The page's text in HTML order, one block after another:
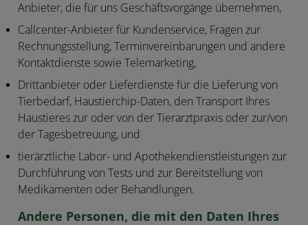
Anbieter, die für uns Geschäftsvorgänge übernehmen,
Callcenter-Anbieter für Kundenservice, Fragen zur
Rechnungsstellung, Terminvereinbarungen und andere
Kontaktdienste sowie Telemarketing,
Drittanbieter oder Lieferdienste für die Lieferung von
Tierbedarf, Haustierchip-Daten, den Transport Ihres
Haustieres zur oder von der Tierarztpraxis oder zur/von
der Tagesbetreuung, und
tierärztliche Labor- und Apothekendienstleistungen zur
Durchführung von Tests und zur Bereitstellung von
Medikamenten oder Behandlungen.
Andere Personen, die mit den Daten Ihres